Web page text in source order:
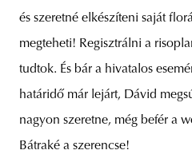
és szeretné elkészíteni saját
megteheti! Regisztrálni a
tudtok. És bár a hivatalos
határidő már lejárt, Dávid
nagyon szeretne, még befér a
Bátraké a szerencse!